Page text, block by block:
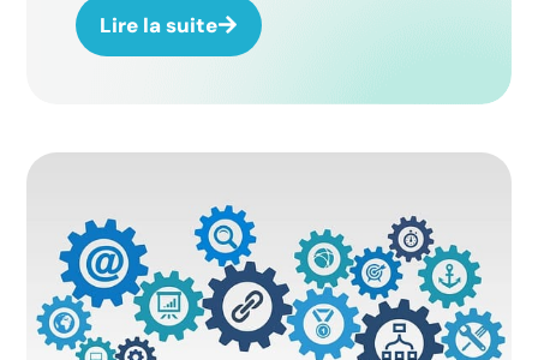
Lire la suite